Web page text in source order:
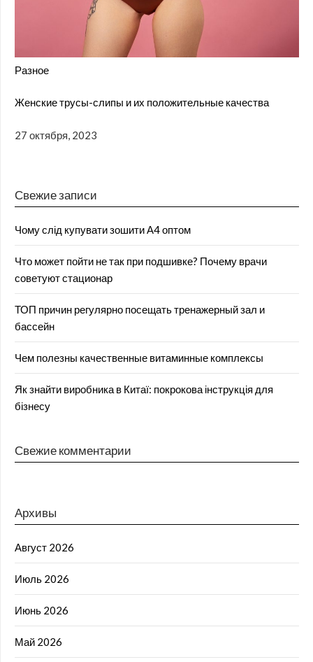
Разное
Женские трусы-слипы и их положительные качества
27 октября, 2023
Свежие записи
Чому слід купувати зошити А4 оптом
Что может пойти не так при подшивке? Почему врачи
советуют стационар
ТОП причин регулярно посещать тренажерный зал и
бассейн
Чем полезны качественные витаминные комплексы
Як знайти виробника в Китаї: покрокова інструкція для
бізнесу
Свежие комментарии
Архивы
Август 2026
Июль 2026
Июнь 2026
Май 2026